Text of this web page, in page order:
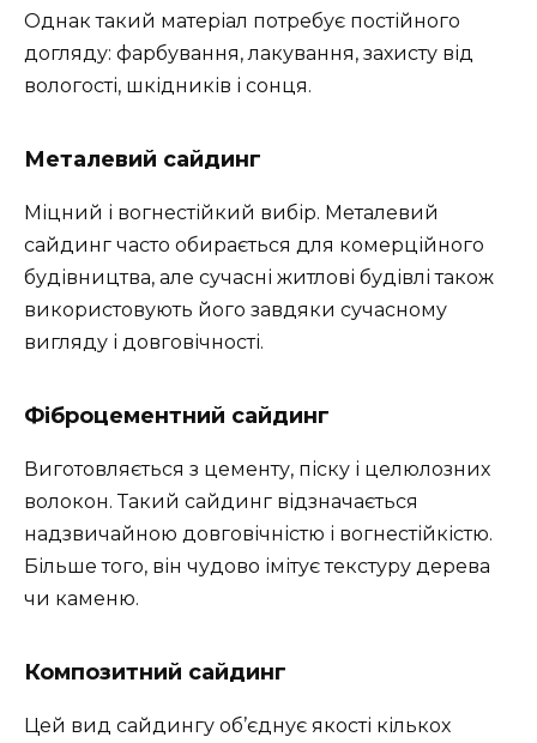
Однак такий матеріал потребує постійного
догляду: фарбування, лакування, захисту від
вологості, шкідників і сонця.
Металевий сайдинг
Міцний і вогнестійкий вибір. Металевий
сайдинг часто обирається для комерційного
будівництва, але сучасні житлові будівлі також
використовують його завдяки сучасному
вигляду і довговічності.
Фіброцементний сайдинг
Виготовляється з цементу, піску і целюлозних
волокон. Такий сайдинг відзначається
надзвичайною довговічністю і вогнестійкістю.
Більше того, він чудово імітує текстуру дерева
чи каменю.
Композитний сайдинг
Цей вид сайдингу об’єднує якості кількох